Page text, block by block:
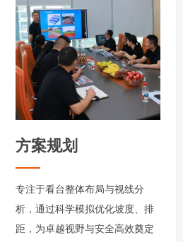
方案规划
专注于看台整体布局与视线分
析，通过科学模拟优化坡度、排
距，为卓越视野与安全高效奠定